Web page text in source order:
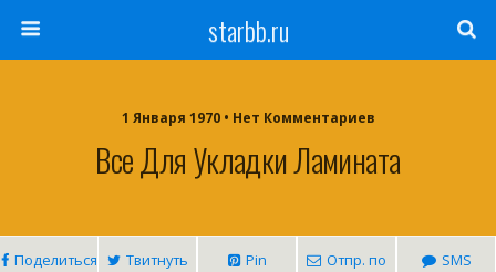
starbb.ru
1 Января 1970 • Нет Комментариев
Все Для Укладки Ламината
Поделиться Твитнуть Pin
Отпр. по
SMS